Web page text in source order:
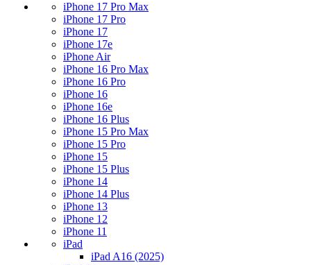
iPhone 17 Pro Max
iPhone 17 Pro
iPhone 17
iPhone 17e
iPhone Air
iPhone 16 Pro Max
iPhone 16 Pro
iPhone 16
iPhone 16e
iPhone 16 Plus
iPhone 15 Pro Max
iPhone 15 Pro
iPhone 15
iPhone 15 Plus
iPhone 14
iPhone 14 Plus
iPhone 13
iPhone 12
iPhone 11
iPad
iPad A16 (2025)